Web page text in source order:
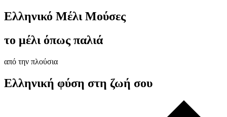
Ελληνικό Μέλι Μούσες
το μέλι όπως παλιά
από την πλούσια
Ελληνική φύση στη ζωή σου